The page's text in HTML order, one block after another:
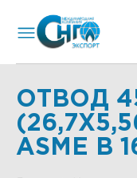
ОТВОД
ASME B